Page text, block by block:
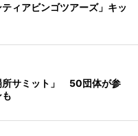
ィアビンゴツアーズ」キッ
所サミット」 50団体が参